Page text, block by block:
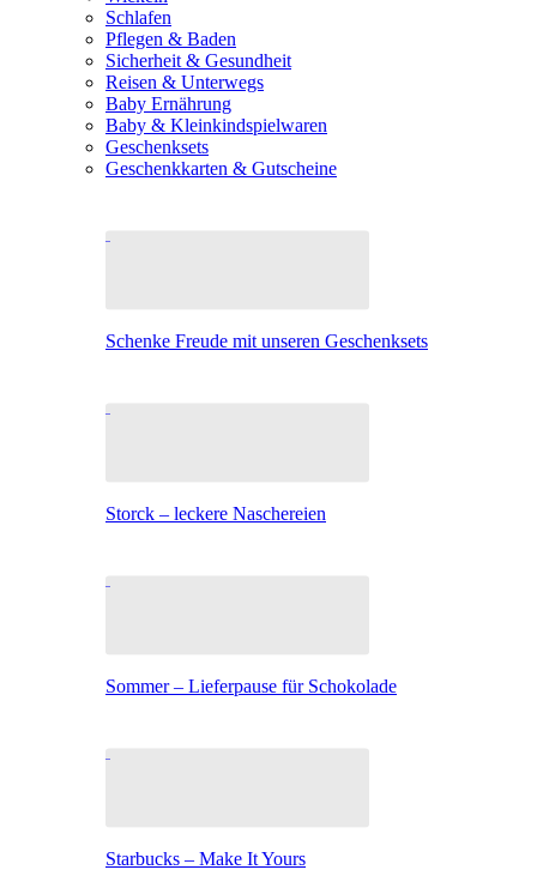
Schlafen
Pflegen & Baden
Sicherheit & Gesundheit
Reisen & Unterwegs
Baby Ernährung
Baby & Kleinkindspielwaren
Geschenksets
Geschenkkarten & Gutscheine
Schenke Freude mit unseren Geschenksets
Storck – leckere Naschereien
Sommer – Lieferpause für Schokolade
Starbucks – Make It Yours